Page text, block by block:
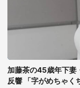
加藤茶の45歳年下妻
反響 「字がめちゃく